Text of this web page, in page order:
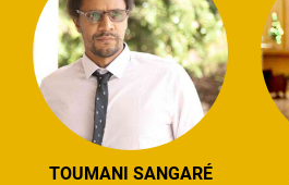
TOUMANI SANGARÉ